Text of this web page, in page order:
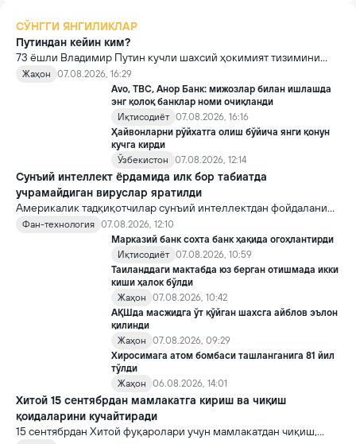
СЎНГГИ ЯНГИЛИКЛАР
Путиндан кейин ким?
73 ёшли Владимир Путин кучли шахсий ҳокимият тизимини
яратди, аммо ундан кейин ким келиши ва ҳокимиятни
топшириш механизми ҳали ноаниқ. Таҳлилчилар фикрича, бу
Кремлда ворислик жангига олиб келиши мумкин.
Жаҳон
07.08.2026, 16:29
Avo, TBC, Анор Банк: мижозлар билан ишлашда
энг қолоқ банклар номи очиқланди
Иқтисодиёт 07.08.2026, 16:16
Ҳайвонларни рўйхатга олиш бўйича янги қонун
кучга кирди
Ўзбекистон
07.08.2026, 12:14
Сунъий интеллект ёрдамида илк бор табиатда
учрамайдиган вируслар яратилди
Америкалик тадқиқотчилар сунъий интеллектдан фойдаланиб
16 та вирус яратди. Бу кашфиёт янги ютуқларга умид уйғотиш
билан бирга, ундан нотўғри мақсадда фойдаланиш борасидаги
хавотирларни ҳам кучайтирмоқда.
Фан-технология 07.08.2026, 12:10
Марказий банк сохта банк ҳақида огоҳлантирди
Иқтисодиёт 07.08.2026, 10:59
Таиланддаги мактабда юз берган отишмада икки
киши ҳалок бўлди
Жаҳон
07.08.2026, 10:42
АҚШда масжидга ўт қўйган шахсга айблов эълон
қилинди
Жаҳон
07.08.2026, 09:29
Хиросимага атом бомбаси ташланганига 81 йил
тўлди
Жаҳон
06.08.2026, 14:01
Хитой 15 сентябрдан мамлакатга кириш ва чиқиш
қоидаларини кучайтиради
15 сентябрдан Хитой фуқаролари учун мамлакатдан чиқиш,